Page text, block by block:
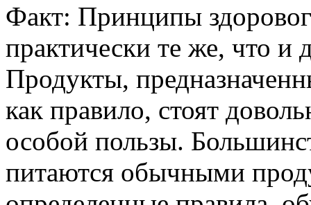
Факт: Принципы
практически те же, что и
Продукты,
как правило, стоят
особой пользы.
питаются обычными